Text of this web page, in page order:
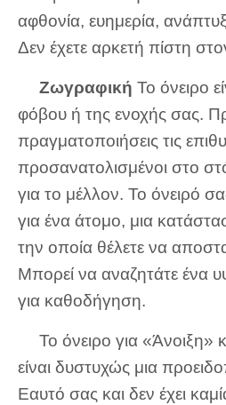
αφθονία, ευημερία,
Δεν έχετε αρκετή πίστη
Ζωγραφική Το όνειρο
φόβου ή της ενοχής σας.
πραγματοποιήσεις τις
προσανατολισμένοι στο
για το μέλλον. Το όνειρό
για ένα άτομο, μια
την οποία θέλετε να
Μπορεί να αναζητάτε ένα
για καθοδήγηση.
Το όνειρο για «Άνοιξη»
είναι δυστυχώς μια
Εαυτό σας και δεν έχει